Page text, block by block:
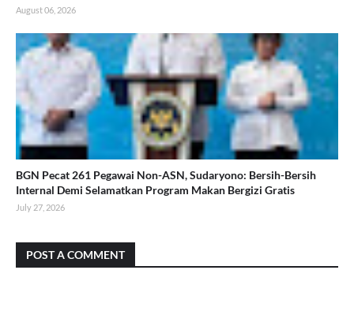
August 06, 2026
BGN Pecat 261 Pegawai Non-ASN, Sudaryono: Bersih-Bersih
Internal Demi Selamatkan Program Makan Bergizi Gratis
July 27, 2026
POST A COMMENT